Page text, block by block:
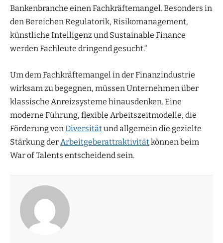
Bankenbranche einen Fachkräftemangel. Besonders in
den Bereichen Regulatorik, Risikomanagement,
künstliche Intelligenz und Sustainable Finance
werden Fachleute dringend gesucht.“
Um dem Fachkräftemangel in der Finanzindustrie
wirksam zu begegnen, müssen Unternehmen über
klassische Anreizsysteme hinausdenken. Eine
moderne Führung, flexible Arbeitszeitmodelle, die
Förderung von Diversitätund allgemein die gezielte
Stärkung der Arbeitgeberattraktivitätkönnen beim
War of Talents entscheidend sein.